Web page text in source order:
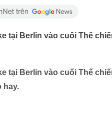
tại Berlin vào cuối Thế
tại Berlin vào cuối Thế
hay.